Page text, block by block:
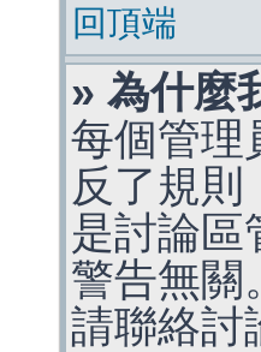
回頂端
» 為什麼
每個管理
反了規則
是討論區
警告無關
請聯絡討